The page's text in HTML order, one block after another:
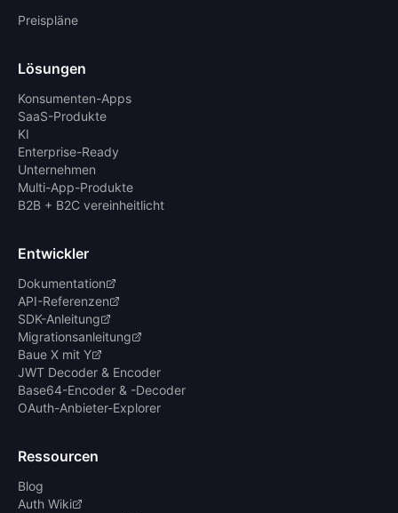
Preispläne
Lösungen
Konsumenten-Apps
SaaS-Produkte
KI
Enterprise-Ready
Unternehmen
Multi-App-Produkte
B2B + B2C vereinheitlicht
Entwickler
Dokumentation
API-Referenzen
SDK-Anleitung
Migrationsanleitung
Baue X mit Y
JWT Decoder & Encoder
Base64-Encoder & -Decoder
OAuth-Anbieter-Explorer
Ressourcen
Blog
Auth Wiki